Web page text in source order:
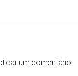
um comentário.